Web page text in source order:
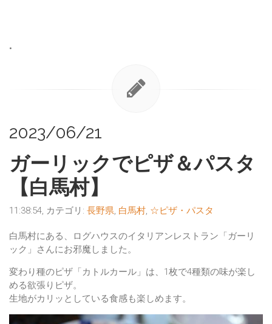
•
2023/06/21
ガーリックでピザ＆パスタ
【白馬村】
11:38:54, カテゴリ: 長野県, 白馬村, ☆ピザ・パスタ
白馬村にある、ログハウスのイタリアンレストラン「ガーリ
ック」さんにお邪魔しました。
変わり種のピザ「カトルカール」は、1枚で4種類の味が楽し
める欲張りピザ。
生地がカリッとしている食感も楽しめます。